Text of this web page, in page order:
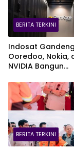
BERITA TERKINI
Indosat Gandeng
Ooredoo, Nokia,
NVIDIA Bangun
Asia Tenggara
Zankore
BERITA TERKINI